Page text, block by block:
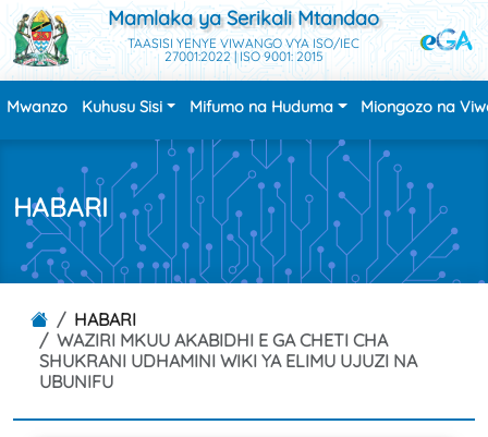
Mamlaka ya Serikali Mtandao
TAASISI YENYE VIWANGO VYA ISO/IEC
27001:2022 | ISO 9001: 2015
Mwanzo Kuhusu Sisi Mifumo na Huduma Miongozo na
HABARI
HABARI
WAZIRI MKUU AKABIDHI E GA CHETI CHA
SHUKRANI UDHAMINI WIKI YA ELIMU UJUZI NA
UBUNIFU